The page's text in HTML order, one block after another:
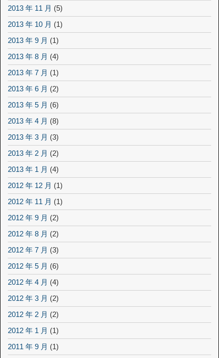
2013 年 11 月 (5)
2013 年 10 月 (1)
2013 年 9 月 (1)
2013 年 8 月 (4)
2013 年 7 月 (1)
2013 年 6 月 (2)
2013 年 5 月 (6)
2013 年 4 月 (8)
2013 年 3 月 (3)
2013 年 2 月 (2)
2013 年 1 月 (4)
2012 年 12 月 (1)
2012 年 11 月 (1)
2012 年 9 月 (2)
2012 年 8 月 (2)
2012 年 7 月 (3)
2012 年 5 月 (6)
2012 年 4 月 (4)
2012 年 3 月 (2)
2012 年 2 月 (2)
2012 年 1 月 (1)
2011 年 9 月 (1)